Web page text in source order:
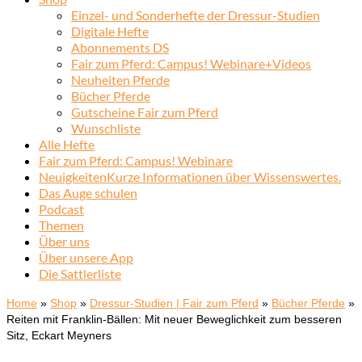
Einzel- und Sonderhefte der Dressur-Studien
Digitale Hefte
Abonnements DS
Fair zum Pferd: Campus! Webinare+Videos
Neuheiten Pferde
Bücher Pferde
Gutscheine Fair zum Pferd
Wunschliste
Alle Hefte
Fair zum Pferd: Campus! Webinare
NeuigkeitenKurze Informationen über Wissenswertes.
Das Auge schulen
Podcast
Themen
Über uns
Über unsere App
Die Sattlerliste
Home » Shop » Dressur-Studien | Fair zum Pferd » Bücher Pferde »
Reiten mit Franklin-Bällen: Mit neuer Beweglichkeit zum besseren
Sitz, Eckart Meyners